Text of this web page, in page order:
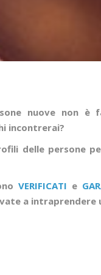
nuove non è
incontrerai?
delle persone
VERIFICATI e
a intraprendere